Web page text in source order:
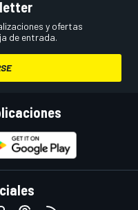
y ofertas
de entrada.